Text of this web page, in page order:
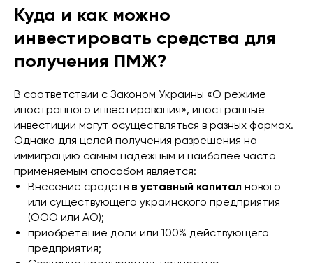
Куда и как можно
инвестировать средства для
получения ПМЖ?
В соответствии с Законом Украины «О режиме
иностранного инвестирования», иностранные
инвестиции могут осуществляться в разных формах.
Однако для целей получения разрешения на
иммиграцию самым надежным и наиболее часто
применяемым способом является:
Внесение средств в уставный капитал нового
или существующего украинского предприятия
(ООО или АО);
приобретение доли или 100% действующего
предприятия;